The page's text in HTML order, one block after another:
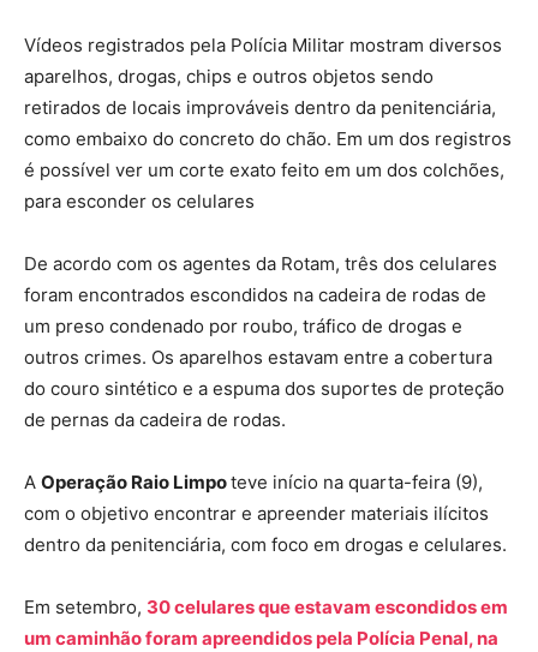
Vídeos registrados pela Polícia Militar mostram diversos
aparelhos, drogas, chips e outros objetos sendo
retirados de locais improváveis dentro da penitenciária,
como embaixo do concreto do chão. Em um dos registros
é possível ver um corte exato feito em um dos colchões,
para esconder os celulares
De acordo com os agentes da Rotam, três dos celulares
foram encontrados escondidos na cadeira de rodas de
um preso condenado por roubo, tráfico de drogas e
outros crimes. Os aparelhos estavam entre a cobertura
do couro sintético e a espuma dos suportes de proteção
de pernas da cadeira de rodas.
A Operação Raio Limpoteve início na quarta-feira (9),
com o objetivo encontrar e apreender materiais ilícitos
dentro da penitenciária, com foco em drogas e celulares.
Em setembro, 30 celulares que estavam escondidos em
um caminhão foram apreendidos pela Polícia Penal, na